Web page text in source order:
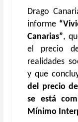
Drago
informe
Canarias”,
el precio
realidades
y que
del precio
se está
Mínimo